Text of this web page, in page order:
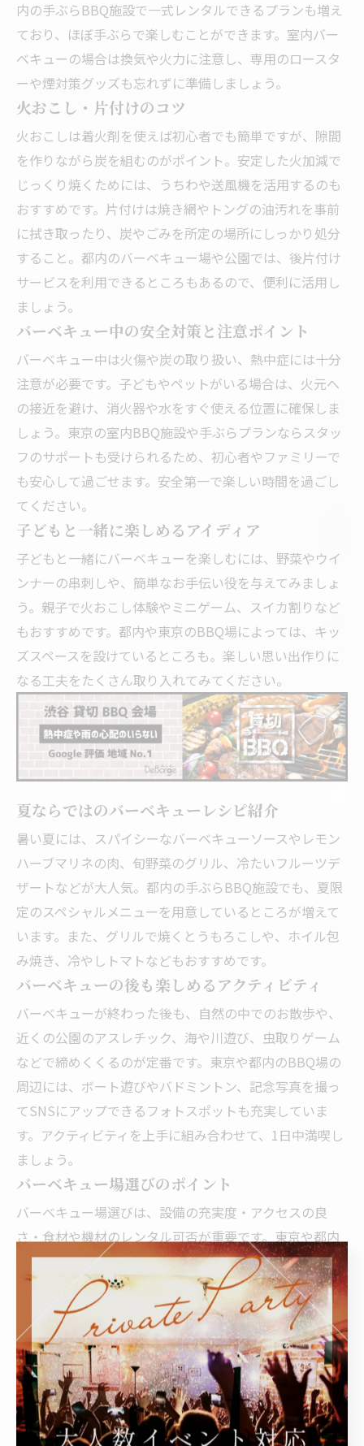
内の手ぶらBBQ施設で一式レンタルできるプランも増え
ており、ほぼ手ぶらで楽しむことができます。室内バー
ベキューの場合は換気や火力に注意し、専用のロースタ
ーや煙対策グッズも忘れずに準備しましょう。
火おこし・片付けのコツ
火おこしは着火剤を使えば初心者でも簡単ですが、隙間
を作りながら炭を組むのがポイント。安定した火加減で
じっくり焼くためには、うちわや送風機を活用するのも
おすすめです。片付けは焼き網やトングの油汚れを事前
に拭き取ったり、炭やごみを所定の場所にしっかり処分
すること。都内のバーベキュー場や公園では、後片付け
サービスを利用できるところもあるので、便利に活用し
ましょう。
バーベキュー中の安全対策と注意ポイント
バーベキュー中は火傷や炭の取り扱い、熱中症には十分
注意が必要です。子どもやペットがいる場合は、火元へ
の接近を避け、消火器や水をすぐ使える位置に確保しま
しょう。東京の室内BBQ施設や手ぶらプランならスタッ
フのサポートも受けられるため、初心者やファミリーで
も安心して過ごせます。安全第一で楽しい時間を過ごし
てください。
子どもと一緒に楽しめるアイディア
子どもと一緒にバーベキューを楽しむには、野菜やウイ
ンナーの串刺しや、簡単なお手伝い役を与えてみましょ
う。親子で火おこし体験やミニゲーム、スイカ割りなど
もおすすめです。都内や東京のBBQ場によっては、キッ
ズスペースを設けているところも。楽しい思い出作りに
なる工夫をたくさん取り入れてみてください。
夏ならではのバーベキューレシピ紹介
暑い夏には、スパイシーなバーベキューソースやレモン
ハーブマリネの肉、旬野菜のグリル、冷たいフルーツデ
ザートなどが大人気。都内の手ぶらBBQ施設でも、夏限
定のスペシャルメニューを用意しているところが増えて
います。また、グリルで焼くとうもろこしや、ホイル包
み焼き、冷やしトマトなどもおすすめです。
バーベキューの後も楽しめるアクティビティ
バーベキューが終わった後も、自然の中でのお散歩や、
近くの公園のアスレチック、海や川遊び、虫取りゲーム
などで締めくくるのが定番です。東京や都内のBBQ場の
周辺には、ボート遊びやバドミントン、記念写真を撮っ
てSNSにアップできるフォトスポットも充実していま
す。アクティビティを上手に組み合わせて、1日中満喫し
ましょう。
バーベキュー場選びのポイント
バーベキュー場選びは、設備の充実度・アクセスの良
さ・食材や機材のレンタル可否が重要です。東京や都内
では、駅近や手ぶらプランのある公園型、商業ビルの室
内型BBQ場が人気。駐車場やトイレ、雨天時の屋根付き
スペースも要チェックです。人数やメンバーの年代、希
望するスタイルに合わせて最適なバーベキュー場を選び
ましょう。
バーベキューをさらに楽しむために心
掛けたい準備と計画